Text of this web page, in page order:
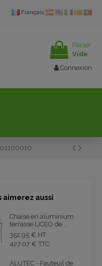
Français
Panier
Vide
Connexion
aimerez aussi
Chaise en aluminium
terrasse LICEO de...
352,95 € HT
427.07 € TTC
ALUTEC - Fauteuil de